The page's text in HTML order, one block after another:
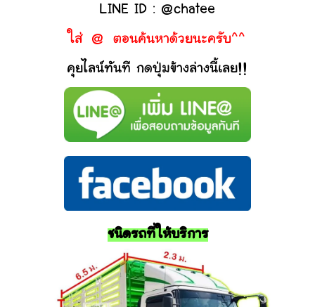
LINE ID : @chatee
ใส่ @ ตอนค้นหาด้วยนะครับ^^
คุยไลน์ทันที กดปุ่มข้างล่างนี้เลย!!
ชนิดรถที่ให้บริการ